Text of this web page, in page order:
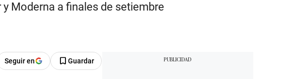
Moderna a finales de setiembre
Seguir en Guardar